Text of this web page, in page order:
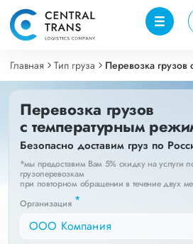
Главная Тип груза Перевозка
Перевозка грузов
с температурным
Безопасно доставим груз по
*мы предоставим Вам 5% скидку на услуги
грузоперевозкам
при повторном обращении в течение двух
Организация *